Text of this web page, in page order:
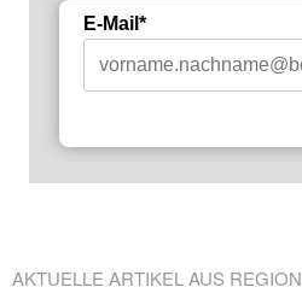
E-Mail*
AKTUELLE ARTIKEL AUS REGION